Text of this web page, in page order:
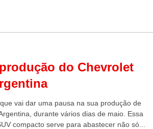
do Chevrolet
vai dar uma pausa na sua produção de
durante vários dias de maio. Essa
compacto serve para abastecer não só...